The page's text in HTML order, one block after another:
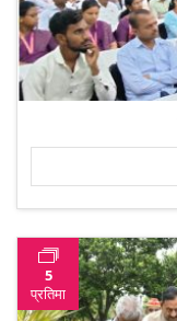
5
प्रतिमा